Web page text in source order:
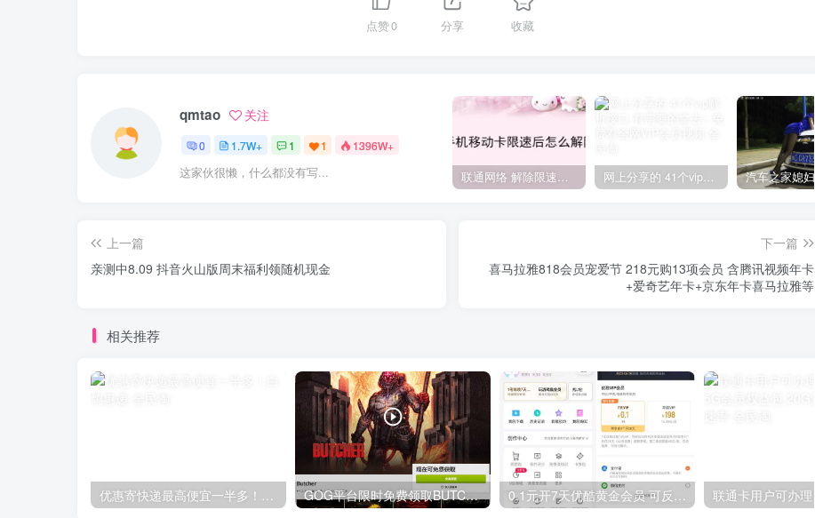
点赞0 分享 收藏
qmtao 关注
0 1.7W+ 1 1 1396W+
这家伙很懒，什么都没有写... 联通网络 解除限速方法参考！畅享、畅玩、老白干等及其它地区自测了 网上分享的 41个vip解析接口 有需要的拿去~ 免费看全网VIP会员视频
上一篇
亲测中8.09 抖音火山版周末福利领随机现金
下一篇
喜马拉雅818会员宠爱节 218元购13项会员 含腾讯视频年卡
+爱奇艺年卡+京东年卡喜马拉雅等
相关推荐
优惠寄快递最高便宜一半多！白鸽惠递 GOG平台限时免费领取BUTCHER（屠夫） 0.1元开7天优酷黄金会员 可反复开通需要关闭自动续费